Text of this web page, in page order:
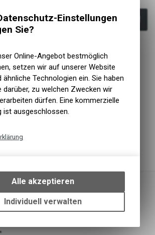
In den Warenkorb
GmbH
aus einer speziellen und sehr
welche sich ähnlich weich wie
Gurte hat eine hohe Reissfestigkeit.
durch den eingewobenen Gummi-
Wettereinflüsse wie Regen, Matsch und
ihr nichts aus.
Einstellungen
Sie?
Online-Angebot bestmöglich
setzen wir auf unserer Website
ähnliche Technologien ein. Sie haben
darüber, zu welchen Zwecken wir
dürfen. Eine kommerzielle
ist ausgeschlossen.
bestimmte Interaktionen und
Einstellungen auf Ihrem Gerät,
um die grundlegenden
Funktionen unseres Online-
Alle akzeptieren
Individuell verwalten